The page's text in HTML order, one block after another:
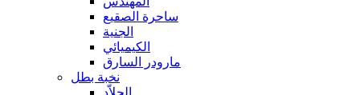
ساحرة الصقيع
الجنية
الكيميائي
مارودر السارق
نخبة بطل